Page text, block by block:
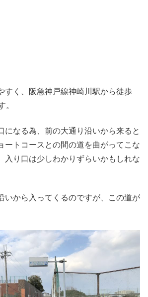
すく、阪急神戸線神崎川駅から徒歩
。
になる為、前の大通り沿いから来ると
ートコースとの間の道を曲がってこな
入り口は少しわかりずらいかもしれな
いから入ってくるのですが、この道が